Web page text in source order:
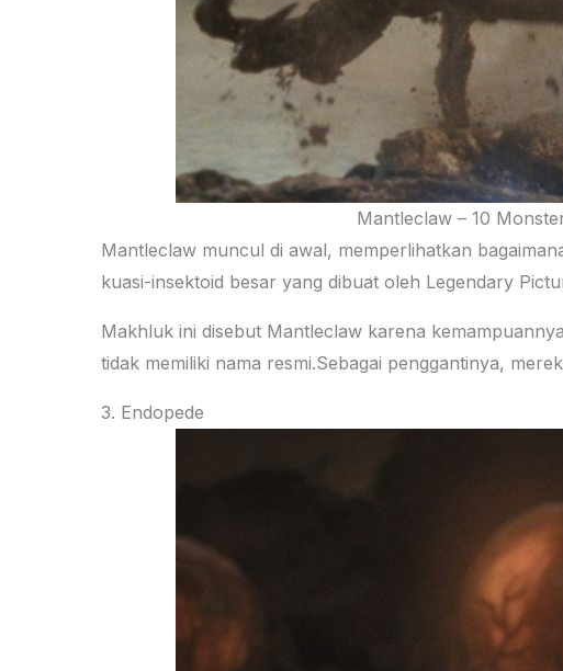
Mantleclaw – 10
Mantleclaw muncul di awal, memperlihatkan
kuasi-insektoid besar yang dibuat oleh Legendary
Makhluk ini disebut Mantleclaw karena
tidak memiliki nama resmi.Sebagai penggantinya,
3. Endopede